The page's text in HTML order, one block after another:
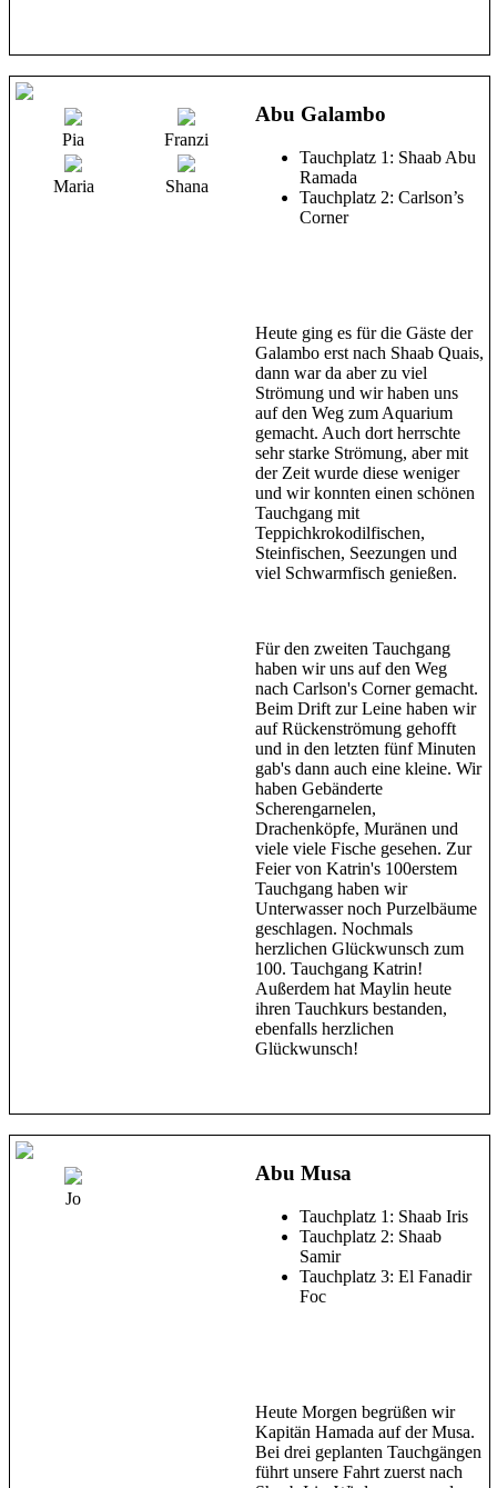
Pia Franzi
Maria Shana
Abu Galambo
Tauchplatz 1: Shaab Abu
Ramada
Tauchplatz 2: Carlson’s
Corner
Heute ging es für die Gäste der
Galambo erst nach Shaab Quais,
dann war da aber zu viel
Strömung und wir haben uns
auf den Weg zum Aquarium
gemacht. Auch dort herrschte
sehr starke Strömung, aber mit
der Zeit wurde diese weniger
und wir konnten einen schönen
Tauchgang mit
Teppichkrokodilfischen,
Steinfischen, Seezungen und
viel Schwarmfisch genießen.
Für den zweiten Tauchgang
haben wir uns auf den Weg
nach Carlson's Corner gemacht.
Beim Drift zur Leine haben wir
auf Rückenströmung gehofft
und in den letzten fünf Minuten
gab's dann auch eine kleine. Wir
haben Gebänderte
Scherengarnelen,
Drachenköpfe, Muränen und
viele viele Fische gesehen. Zur
Feier von Katrin's 100erstem
Tauchgang haben wir
Unterwasser noch Purzelbäume
geschlagen. Nochmals
herzlichen Glückwunsch zum
100. Tauchgang Katrin!
Außerdem hat Maylin heute
ihren Tauchkurs bestanden,
ebenfalls herzlichen
Glückwunsch!
Jo
Abu Musa
Tauchplatz 1: Shaab Iris
Tauchplatz 2: Shaab
Samir
Tauchplatz 3: El Fanadir
Foc
Heute Morgen begrüßen wir
Kapitän Hamada auf der Musa.
Bei drei geplanten Tauchgängen
führt unsere Fahrt zuerst nach